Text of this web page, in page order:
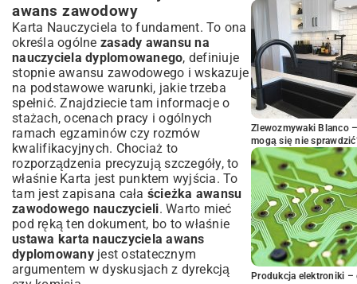
awans zawodowy
Karta Nauczyciela to fundament. To ona
określa ogólne zasady awansu na
nauczyciela dyplomowanego, definiuje
stopnie awansu zawodowego i wskazuje
na podstawowe warunki, jakie trzeba
spełnić. Znajdziecie tam informacje o
stażach, ocenach pracy i ogólnych
ramach egzaminów czy rozmów
kwalifikacyjnych. Chociaż to
rozporządzenia precyzują szczegóły, to
właśnie Karta jest punktem wyjścia. To
tam jest zapisana cała ścieżka awansu
zawodowego nauczycieli. Warto mieć
pod ręką ten dokument, bo to właśnie
ustawa karta nauczyciela awans
dyplomowanyjest ostatecznym
argumentem w dyskusjach z dyrekcją
Zlewozmywaki Blanco
mogą się nie
Produkcja elektroniki –